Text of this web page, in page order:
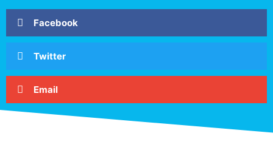
Facebook
Twitter
Email